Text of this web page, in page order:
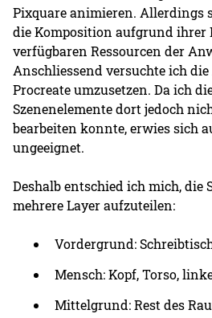
Pixquare animieren. Allerdings
die Komposition aufgrund ihrer
verfügbaren Ressourcen der
Anschliessend versuchte ich
Procreate umzusetzen. Da ich
Szenenelemente dort jedoch
bearbeiten konnte, erwies sich
ungeeignet.
Deshalb entschied ich mich, die
mehrere Layer aufzuteilen:
Vordergrund:
Mensch: Kopf, Torso,
Mittelgrund: Rest des